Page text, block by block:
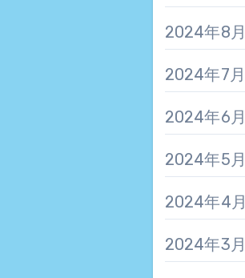
2024年8月
2024年7月
2024年6月
2024年5月
2024年4月
2024年3月